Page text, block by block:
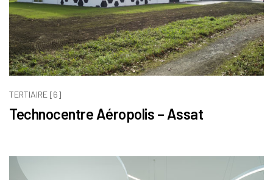
TERTIAIRE [6]
Technocentre Aéropolis – Assat